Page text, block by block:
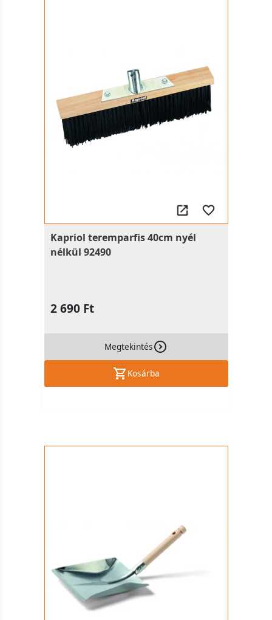
Kapriol teremparfis 40cm nyél
nélkül 92490
2 690 Ft
Megtekintés
Kosárba